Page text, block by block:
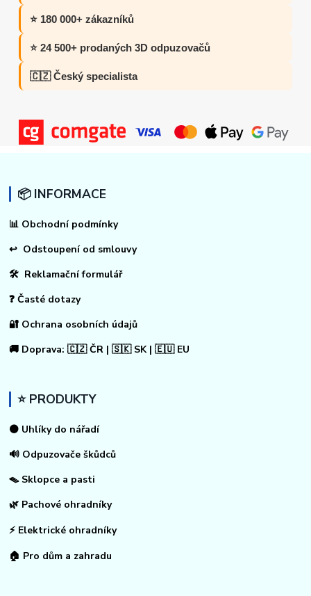
⭐ 180 000+ zákazníků
⭐ 24 500+ prodaných 3D odpuzovačů
🇨🇿 Český specialista
📦 INFORMACE
📊 Obchodní podmínky
↩ Odstoupení od smlouvy
🛠 Reklamační formulář
❓ Časté dotazy
🔐 Ochrana osobních údajů
🚚 Doprava: 🇨🇿 ČR | 🇸🇰 SK | 🇪🇺 EU
⭐ PRODUKTY
⚫ Uhlíky do nářadí
🔊 Odpuzovače škůdců
🪤 Sklopce a pasti
🌿 Pachové ohradníky
⚡ Elektrické ohradníky
🏠 Pro dům a zahradu